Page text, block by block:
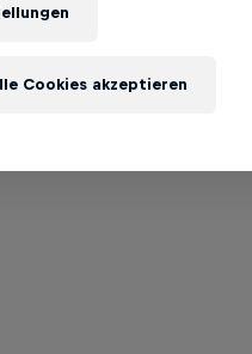
Cookies akzeptieren